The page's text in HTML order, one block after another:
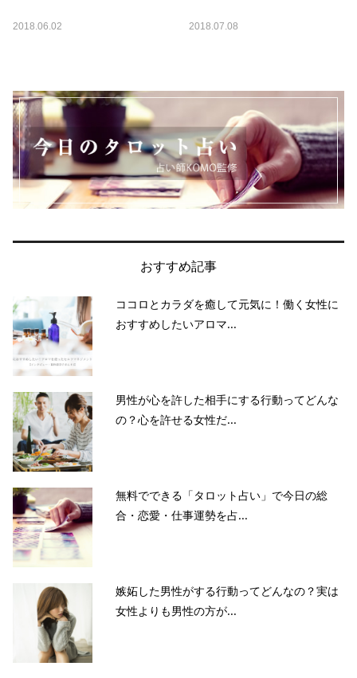
2018.06.02 2018.07.08
おすすめ記事
ココロとカラダを癒して元気に！働く女性に
おすすめしたいアロマ...
男性が心を許した相手にする行動ってどんな
の？心を許せる女性だ...
無料でできる「タロット占い」で今日の総
合・恋愛・仕事運勢を占...
嫉妬した男性がする行動ってどんなの？実は
女性よりも男性の方が...